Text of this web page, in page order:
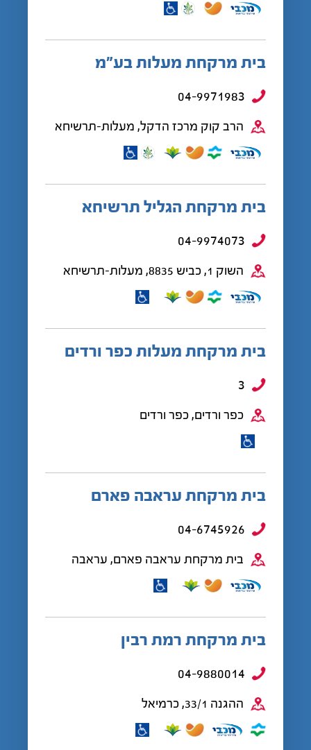
בית מרקחת מעלות בע”מ
04-9971983
הרב קוק מרכז הדקל, מעלות-תרשיחא
בית מרקחת הגליל תרשיחא
04-9974073
השוק 1, כביש 8835, מעלות-תרשיחא
בית מרקחת מעלות כפר ורדים
3
כפר ורדים, כפר ורדים
בית מרקחת עראבה פארם
04-6745926
בית מרקחת עראבה פארם, עראבה
בית מרקחת רמת רבין
04-9880014
ההגנה 33/1, כרמיאל